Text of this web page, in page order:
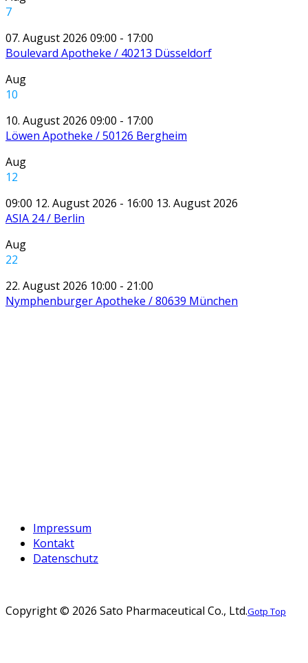
7
07. August 2026 09:00 - 17:00
Boulevard Apotheke / 40213 Düsseldorf
Aug
10
10. August 2026 09:00 - 17:00
Löwen Apotheke / 50126 Bergheim
Aug
12
09:00 12. August 2026 - 16:00 13. August 2026
ASIA 24 / Berlin
Aug
22
22. August 2026 10:00 - 21:00
Nymphenburger Apotheke / 80639 München
Impressum
Kontakt
Datenschutz
Copyright © 2026 Sato Pharmaceutical Co., Ltd.Gotp Top